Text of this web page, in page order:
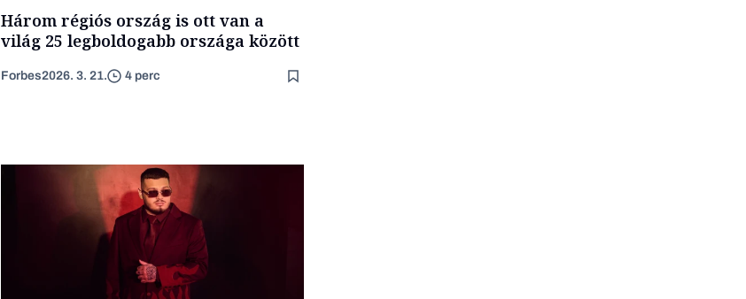
Három régiós ország is ott van a
világ 25 legboldogabb országa között
Forbes2026. 3. 21. 4 perc